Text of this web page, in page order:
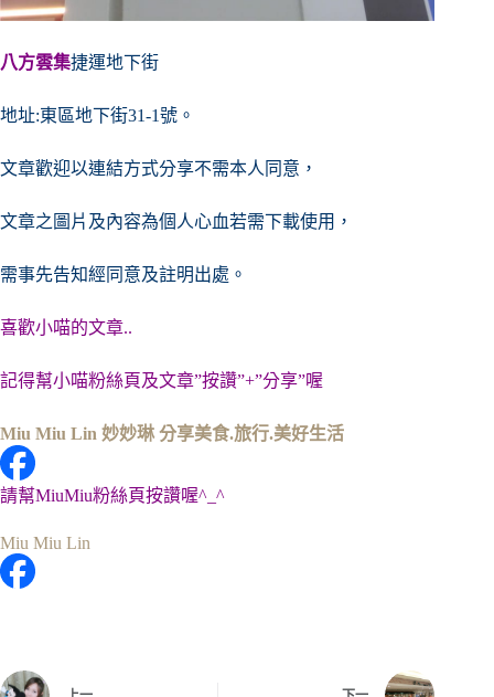
八方雲集捷運地下街
地址:東區地下街31-1號。
文章歡迎以連結方式分享不需本人同意，
文章之圖片及內容為個人心血若需下載使用，
需事先告知經同意及註明出處。
喜歡小喵的文章..
記得幫小喵粉絲頁及文章”按讚”+”分享”喔
Miu Miu Lin 妙妙琳 分享美食.旅行.美好生活
請幫MiuMiu粉絲頁按讚喔^_^
Miu Miu Lin